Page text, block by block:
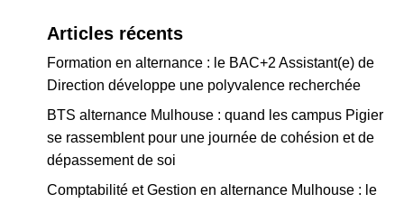
Articles récents
Formation en alternance : le BAC+2 Assistant(e) de
Direction développe une polyvalence recherchée
BTS alternance Mulhouse : quand les campus Pigier
se rassemblent pour une journée de cohésion et de
dépassement de soi
Comptabilité et Gestion en alternance Mulhouse : le